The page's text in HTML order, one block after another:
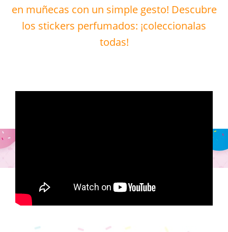
en muñecas con un simple gesto! Descubre
los stickers perfumados: ¡coleccionalas
todas!